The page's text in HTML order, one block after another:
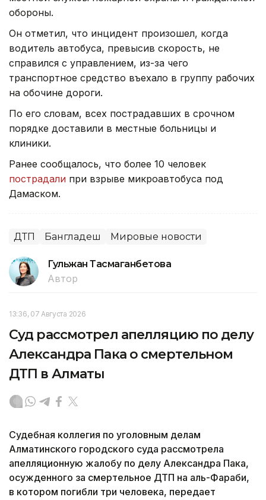
обороны.
Он отметил, что инцидент произошел, когда
водитель автобуса, превысив скорость, не
справился с управлением, из-за чего
транспортное средство въехало в группу рабочих
на обочине дороги.
По его словам, всех пострадавших в срочном
порядке доставили в местные больницы и
клиники.
Ранее сообщалось, что более 10 человек
пострадали при взрыве микроавтобуса под
Дамаском.
ДТП Бангладеш Мировые новости
Гульжан Тасмаганбетова
Автор
13:36, 07 Августа 2026
Суд рассмотрел апелляцию по делу
Александра Пака о смертельном
ДТП в Алматы
Судебная коллегия по уголовным делам
Алматинского городского суда рассмотрела
апелляционную жалобу по делу Александра Пака,
осужденного за смертельное ДТП на аль-Фараби,
в котором погибли три человека, передает